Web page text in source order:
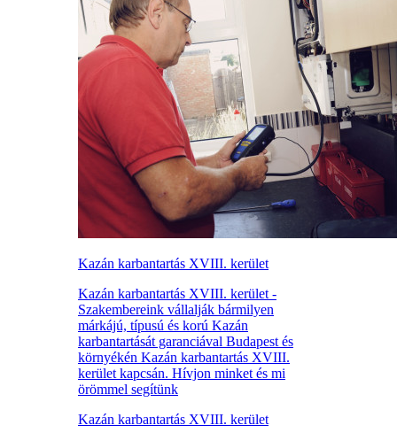
Kazán karbantartás XVIII. kerület
Kazán karbantartás XVIII. kerület -
Szakembereink vállalják bármilyen
márkájú, típusú és korú Kazán
karbantartását garanciával Budapest és
környékén Kazán karbantartás XVIII.
kerület kapcsán. Hívjon minket és mi
örömmel segítünk
Kazán karbantartás XVIII. kerület